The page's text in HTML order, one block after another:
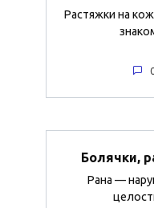
Растяжки на
Болячки,
Рана —